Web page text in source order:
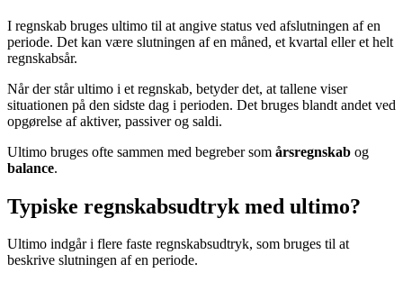
I regnskab bruges ultimo til at angive status ved afslutningen af en
periode. Det kan være slutningen af en måned, et kvartal eller et helt
regnskabsår.
Når der står ultimo i et regnskab, betyder det, at tallene viser
situationen på den sidste dag i perioden. Det bruges blandt andet ved
opgørelse af aktiver, passiver og saldi.
Ultimo bruges ofte sammen med begreber som årsregnskab og
balance.
Typiske regnskabsudtryk med ultimo?
Ultimo indgår i flere faste regnskabsudtryk, som bruges til at
beskrive slutningen af en periode.